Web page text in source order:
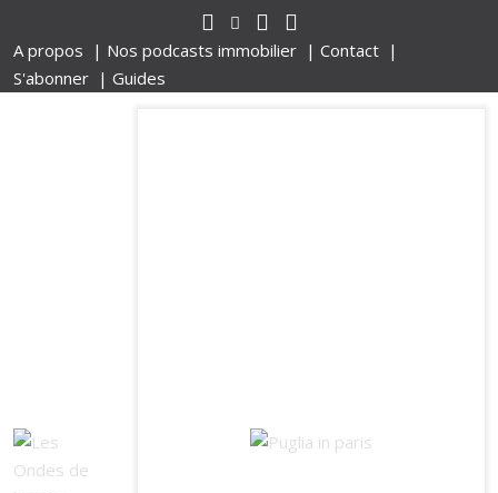
A propos | Nos podcasts immobilier | Contact |
S'abonner | Guides